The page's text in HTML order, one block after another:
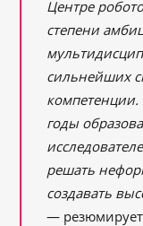
Центре
степени
сильнейших
компетенции.
годы
решать
создавать
—